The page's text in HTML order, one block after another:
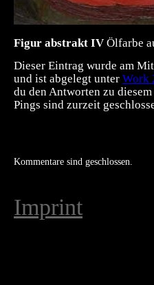
Figur abstrakt IV Ölfarbe
Dieser Eintrag wurde am
und ist abgelegt unter Work
du den Antworten zu
Pings sind zurzeit
Kommentare sind geschlossen.
Imprint